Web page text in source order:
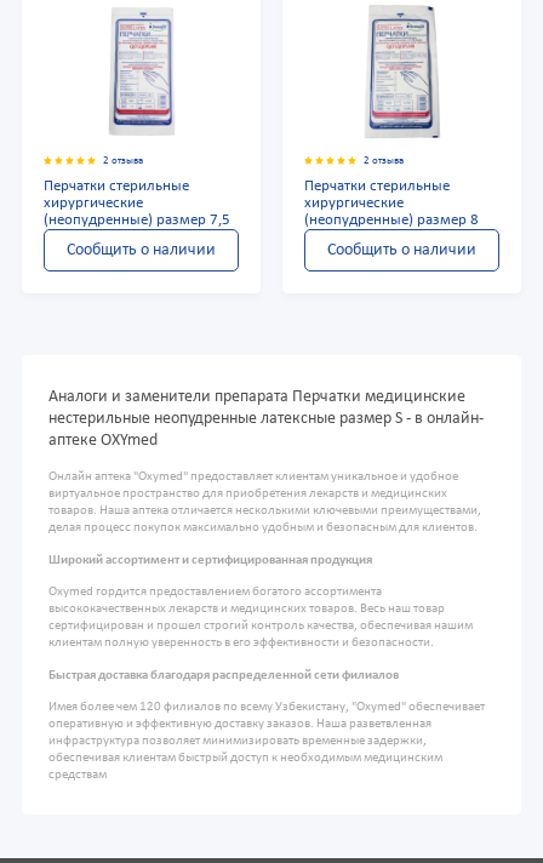
2 отзыва
Перчатки стерильные
хирургические
(неопудренные) размер 7,5
Сообщить о наличии
2 отзыва
Перчатки стерильные
хирургические
(неопудренные) размер 8
Сообщить о наличии
Аналоги и заменители препарата Перчатки медицинские
нестерильные неопудренные латексные размер S - в онлайн-
аптеке OXYmed
Онлайн аптека "Oxymed" предоставляет клиентам уникальное и удобное
виртуальное пространство для приобретения лекарств и медицинских
товаров. Наша аптека отличается несколькими ключевыми преимуществами,
делая процесс покупок максимально удобным и безопасным для клиентов.
Широкий ассортимент и сертифицированная продукция
Oxymed гордится предоставлением богатого ассортимента
высококачественных лекарств и медицинских товаров. Весь наш товар
сертифицирован и прошел строгий контроль качества, обеспечивая нашим
клиентам полную уверенность в его эффективности и безопасности.
Быстрая доставка благодаря распределенной сети филиалов
Имея более чем 120 филиалов по всему Узбекистану, "Oxymed" обеспечивает
оперативную и эффективную доставку заказов. Наша разветвленная
инфраструктура позволяет минимизировать временные задержки,
обеспечивая клиентам быстрый доступ к необходимым медицинским
средствам